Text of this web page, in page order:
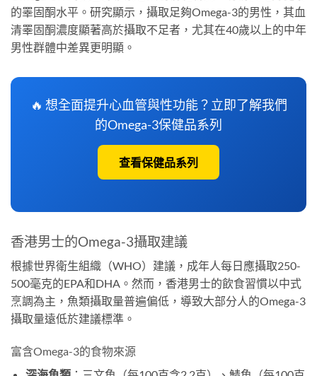
的睪固酮水平。研究顯示，攝取足夠Omega-3的男性，其血
清睪固酮濃度顯著高於攝取不足者，尤其在40歲以上的中年
男性群體中差異更明顯。
🔥 想全面提升心血管與性功能？立即了解我們
的Omega-3保健品系列
查看保健品系列
香港男士的Omega-3攝取建議
根據世界衛生組織（WHO）建議，成年人每日應攝取250-
500毫克的EPA和DHA。然而，香港男士的飲食習慣以中式
烹調為主，魚類攝取量普遍偏低，導致大部分人的Omega-3
攝取量遠低於建議標準。
富含Omega-3的食物來源